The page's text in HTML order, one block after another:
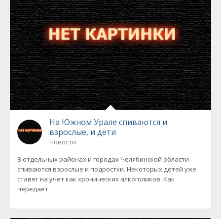
На Южном Урале спиваются и
взрослые, и дети
Новости
В отдельных районах и городах Челябинской области
спиваются взрослые и подростки. Некоторых детей уже
ставят на учет как хронических алкоголиков. Как
передает